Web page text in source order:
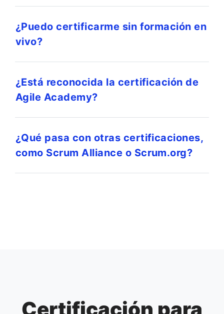
¿Puedo certificarme sin formación en
vivo?
¿Está reconocida la certificación de
Agile Academy?
¿Qué pasa con otras certificaciones,
como Scrum Alliance o Scrum.org?